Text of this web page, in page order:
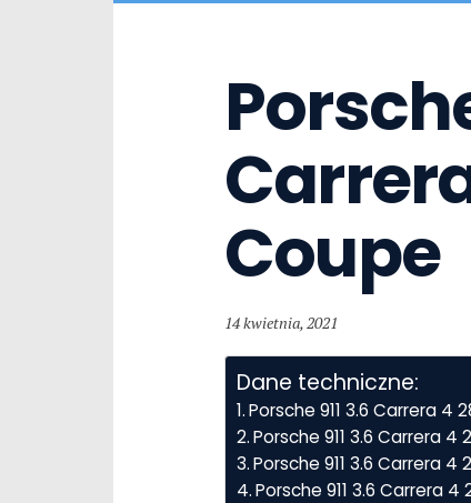
Coupe
14 kwietnia, 2021
Dane techniczne:
Porsche 911 3.6 Carrera 4
Porsche 911 3.6 Carrera
Porsche 911 3.6 Carrera 4
Porsche 911 3.6 Carrera